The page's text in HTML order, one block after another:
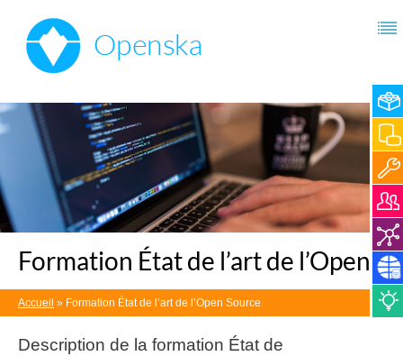
Formation État de l’art de l’Open
Accueil » Formation État de l’art de l’Open Source
Description de la formation État de